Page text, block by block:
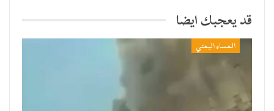
قد يعجبك ايضا
المساء اليمني